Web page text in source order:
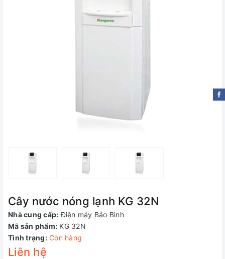
Cây nước nóng lạnh KG 32N
Nhà cung cấp: Điện máy Bảo Bình
Mã sản phẩm: KG 32N
Tình trạng: Còn hàng
Liên hệ